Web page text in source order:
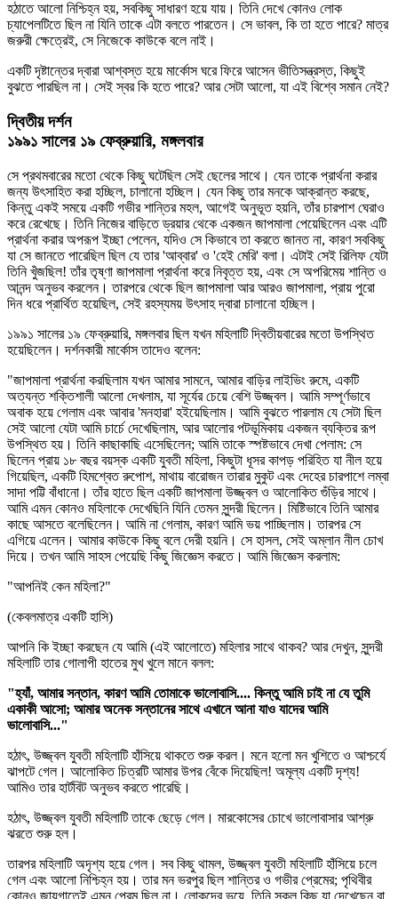
হঠাতে আলো নিশ্চিহ্ন হয়, সবকিছু সাধারণ হয়ে যায়। তিনি দেখে কোনও লোক
চ্যাপেলটিতে ছিল না যিনি তাকে এটা বলতে পারতেন। সে ভাবল, কি তা হতে পারে? মাত্র
জরুরী ক্ষেত্রেই, সে নিজেকে কাউকে বলে নাই।
একটি দৃষ্টান্তের দ্বারা আশ্বস্ত হয়ে মার্কোস ঘরে ফিরে আসেন ভীতিসন্ত্রস্ত, কিছুই
বুঝতে পারছিল না। সেই স্বর কি হতে পারে? আর সেটা আলো, যা এই বিশ্বে সমান নেই?
দ্বিতীয় দর্শন
১৯৯১ সালের ১৯ ফেব্রুয়ারি, মঙ্গলবার
সে প্রথমবারের মতো থেকে কিছু ঘটেছিল সেই ছেলের সাথে। যেন তাকে প্রার্থনা করার
জন্য উৎসাহিত করা হচ্ছিল, চালানো হচ্ছিল। যেন কিছু তার মনকে আক্রান্ত করছে,
কিন্তু একই সময়ে একটি গভীর শান্তির মহল, আগেই অনুভূত হয়নি, তাঁর চারপাশ ঘেরাও
করে রেখেছে। তিনি নিজের বাড়িতে ড্রয়ার থেকে একজন জাপমালা পেয়েছিলেন এবং এটি
প্রার্থনা করার অপরূপ ইচ্ছা পেলেন, যদিও সে কিভাবে তা করতে জানত না, কারণ সবকিছু
যা সে জানতে পারেছিল ছিল যে তার 'আব্বার' ও 'হেই মেরি' বলা। এটাই সেই রিলিফ যেটা
তিনি খুঁজছিল! তাঁর তৃষ্ণা জাপমালা প্রার্থনা করে নিবৃত্ত হয়, এবং সে অপরিমেয় শান্তি ও
আনন্দ অনুভব করলেন। তারপরে থেকে ছিল জাপমালা আর আরও জাপমালা, প্রায় পুরো
দিন ধরে প্রার্থিত হয়েছিল, সেই রহস্যময় উৎসাহ দ্বারা চালানো হচ্ছিল।
১৯৯১ সালের ১৯ ফেব্রুয়ারি, মঙ্গলবার ছিল যখন মহিলাটি দ্বিতীয়বারের মতো উপস্থিত
হয়েছিলেন। দর্শনকারী মার্কোস তাদেও বলেন:
"জাপমালা প্রার্থনা করছিলাম যখন আমার সামনে, আমার বাড়ির লাইভিং রুমে, একটি
অত্যন্ত শক্তিশালী আলো দেখলাম, যা সূর্যের চেয়ে বেশি উজ্জ্বল। আমি সম্পূর্ণভাবে
অবাক হয়ে গেলাম এবং আবার 'মনহারা' হইয়েছিলাম। আমি বুঝতে পারলাম যে সেটা ছিল
সেই আলো যেটা আমি চার্চে দেখেছিলাম, আর আলোর পটভূমিকায় একজন ব্যক্তির রূপ
উপস্থিত হয়। তিনি কাছাকাছি এসেছিলেন; আমি তাকে স্পষ্টভাবে দেখা পেলাম: সে
ছিলেন প্রায় ১৮ বছর বয়স্ক একটি যুবতী মহিলা, কিছুটা ধূসর কাপড় পরিহিত যা নীল হয়ে
গিয়েছিল, একটি হিমশ্বেত রুপোশ, মাথায় বারোজন তারার মুকুট এবং দেহের চারপাশে লম্বা
সাদা পট্টি বাঁধানো। তাঁর হাতে ছিল একটি জাপমালা উজ্জ্বল ও আলোকিত গুঁড়ির সাথে।
আমি এমন কোনও মহিলাকে দেখেছিনি যিনি তেমন সুন্দরী ছিলেন। মিষ্টিভাবে তিনি আমার
কাছে আসতে বলেছিলেন। আমি না গেলাম, কারণ আমি ভয় পাচ্ছিলাম। তারপর সে
এগিয়ে এলেন। আমার কাউকে কিছু বলে দেরী হয়নি। সে হাসল, সেই অম্লান নীল চোখ
দিয়ে। তখন আমি সাহস পেয়েছি কিছু জিজ্ঞেস করতে। আমি জিজ্ঞেস করলাম:
"আপনিই কেন মহিলা?"
(কেবলমাত্র একটি হাসি)
আপনি কি ইচ্ছা করছেন যে আমি (এই আলোতে) মহিলার সাথে থাকব? আর দেখুন, সুন্দরী
মহিলাটি তার গোলাপী হাতের মুখ খুলে মানে বলল:
"হ্যাঁ, আমার সন্তান, কারণ আমি তোমাকে ভালোবাসি.... কিন্তু আমি চাই না যে তুমি
একাকী আসো; আমার অনেক সন্তানের সাথে এখানে আনা যাও যাদের আমি
ভালোবাসি..."
হঠাৎ, উজ্জ্বল যুবতী মহিলাটি হাঁসিয়ে থাকতে শুরু করল। মনে হলো মন খুশিতে ও আশ্চর্যে
ঝাপটে গেল। আলোকিত চিত্রটি আমার উপর বেঁকে দিয়েছিল! অমূল্য একটি দৃশ্য!
আমিও তার হার্টবিট অনুভব করতে পারেছি।
হঠাৎ, উজ্জ্বল যুবতী মহিলাটি তাকে ছেড়ে গেল। মারকোসের চোখে ভালোবাসার আশ্রু
ঝরতে শুরু হল।
তারপর মহিলাটি অদৃশ্য হয়ে গেল। সব কিছু থামল, উজ্জ্বল যুবতী মহিলাটি হাঁসিয়ে চলে
গেল এবং আলো নিশ্চিহ্ন হয়। তার মন ভরপুর ছিল শান্তির ও গভীর প্রেমের; পৃথিবীর
কোনও জায়গাতেই এমন প্রেম ছিল না। লোকদের ভয়ে, তিনি সকল কিছু যা দেখেছেন বা